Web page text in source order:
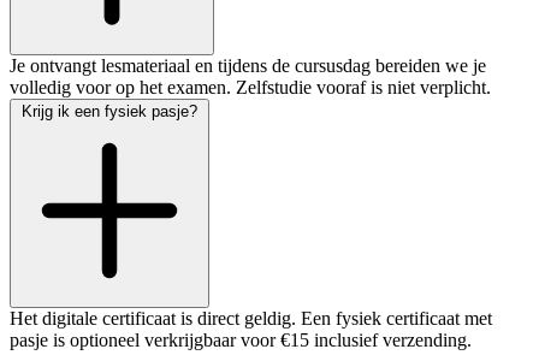
Je ontvangt lesmateriaal en tijdens de cursusdag bereiden we je
volledig voor op het examen. Zelfstudie vooraf is niet verplicht.
Krijg ik een fysiek pasje?
Het digitale certificaat is direct geldig. Een fysiek certificaat met
pasje is optioneel verkrijgbaar voor €15 inclusief verzending.